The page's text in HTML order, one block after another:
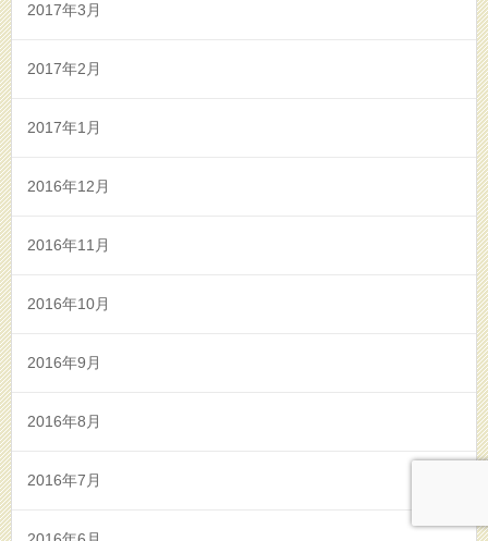
2017年3月
2017年2月
2017年1月
2016年12月
2016年11月
2016年10月
2016年9月
2016年8月
2016年7月